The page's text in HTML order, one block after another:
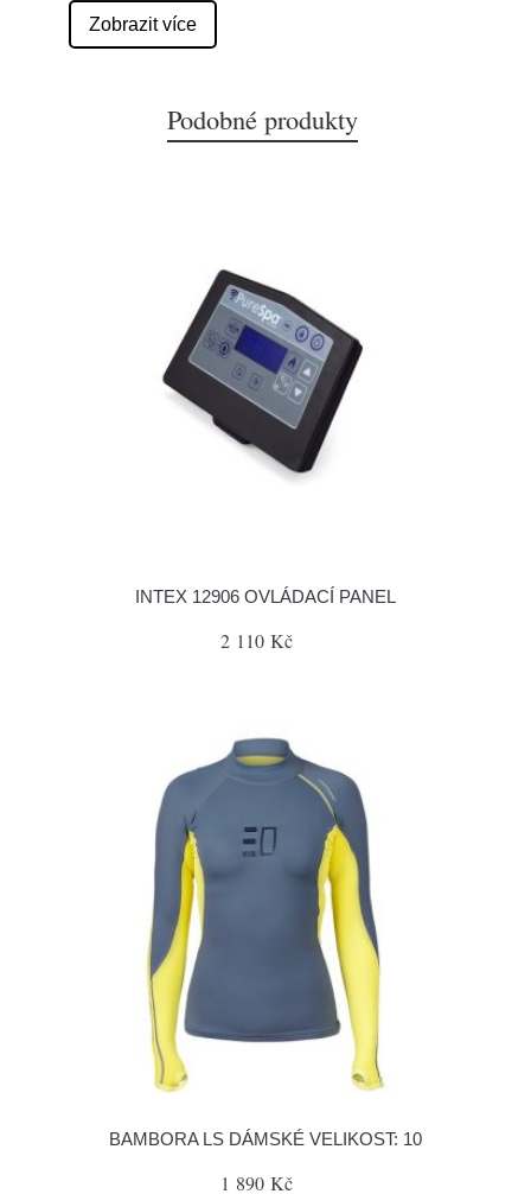
Zobrazit více
Podobné produkty
INTEX 12906 OVLÁDACÍ PANEL
2 110 Kč
BAMBORA LS DÁMSKÉ VELIKOST: 10
1 890 Kč